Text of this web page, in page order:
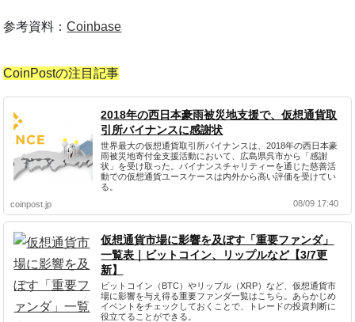
参考資料：Coinbase
CoinPostの注目記事
2018年の西日本豪雨被災地支援で、仮想通貨取
引所バイナンスに感謝状
世界最大の仮想通貨取引所バイナンスは、2018年の西日本豪
雨被災地寄付金支援活動において、広島県呉市から「感謝
状」を受け取った。バイナンスチャリティーを通じた慈善活
動での仮想通貨ユースケースは内外から高い評価を受けてい
る。
coinpost.jp
08/09 17:40
仮想通貨市場に影響を及ぼす「重要ファンダ」
一覧表｜ビットコイン、リップルなど【3/7更
新】
ビットコイン（BTC）やリップル（XRP）など、仮想通貨市
場に影響を与え得る重要ファンダ一覧はこちら。あらかじめ
イベントをチェックしておくことで、トレードの投資判断に
役立てることができる。